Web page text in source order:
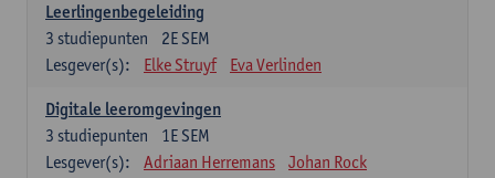
Leerlingenbegeleiding
2E SEM
3 studiepunten
Lesgever(s):
Elke Struyf Eva Verlinden
Digitale leeromgevingen
1E SEM
3 studiepunten
Lesgever(s):
Adriaan Herremans Johan Rock